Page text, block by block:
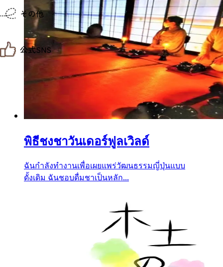
仙台までの経路検索
市内の交通情報
お得なチケット
その他
お知らせ
お問い合わせ
教育旅行
せんだい旅日和とは
プライバシーポリシー
サイトマップ
仙臺写真館フォトギャラリー
公式SNS
せんだい旅日和 X
せんだい旅日和 Instagram
仙台旅先体験コレクション Facebook
仙台旅先体験コレクション Instagaram
พิธีชงชาวันเดอร์ฟูลเวิลด์
ฉันกำลังทำงานเพื่อเผยแพร่วัฒนธรรมญี่ปุ่นแบบ
ดั้งเดิม ฉันชอบดื่มชาเป็นหลัก...